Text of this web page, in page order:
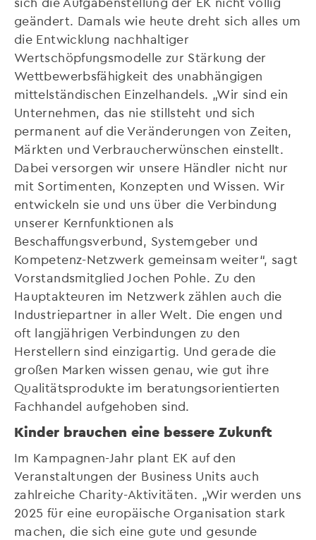
geändert. Damals wie heute dreht sich alles um
die Entwicklung nachhaltiger
Wertschöpfungsmodelle zur Stärkung der
Wettbewerbsfähigkeit des unabhängigen
mittelständischen Einzelhandels. „Wir sind ein
Unternehmen, das nie stillsteht und sich
permanent auf die Veränderungen von Zeiten,
Märkten und Verbraucherwünschen einstellt.
Dabei versorgen wir unsere Händler nicht nur
mit Sortimenten, Konzepten und Wissen. Wir
entwickeln sie und uns über die Verbindung
unserer Kernfunktionen als
Beschaffungsverbund, Systemgeber und
Kompetenz-Netzwerk gemeinsam weiter“, sagt
Vorstandsmitglied Jochen Pohle. Zu den
Hauptakteuren im Netzwerk zählen auch die
Industriepartner in aller Welt. Die engen und
oft langjährigen Verbindungen zu den
Herstellern sind einzigartig. Und gerade die
großen Marken wissen genau, wie gut ihre
Qualitätsprodukte im beratungsorientierten
Fachhandel aufgehoben sind.
Kinder brauchen eine bessere Zukunft
Im Kampagnen-Jahr plant EK auf den
Veranstaltungen der Business Units auch
zahlreiche Charity-Aktivitäten. „Wir werden uns
2025 für eine europäische Organisation stark
machen, die sich eine gute und gesunde